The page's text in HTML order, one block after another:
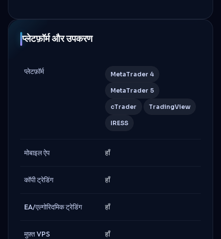
प्लेटफ़ॉर्म और उपकरण
प्लेटफ़ॉर्म MetaTrader 4
MetaTrader 5
cTrader TradingView
IRESS
मोबाइल ऐप हाँ
कॉपी ट्रेडिंग हाँ
EA/एल्गोरिदमिक ट्रेडिंग हाँ
मुफ़्त VPS हाँ